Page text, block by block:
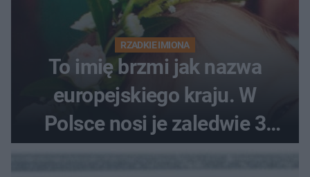
RZADKIE IMIONA
To imię brzmi jak nazwa
europejskiego kraju. W
Polsce nosi je zaledwie 3
kobiety